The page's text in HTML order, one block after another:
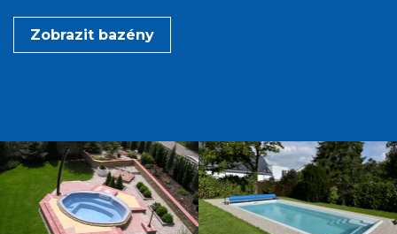
Zobrazit bazény